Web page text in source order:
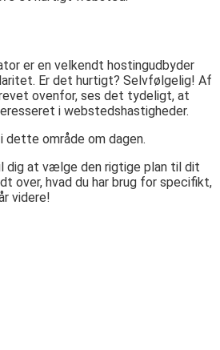
er en velkendt hostingudbyder
Er det hurtigt? Selvfølgelig! Af
ovenfor, ses det tydeligt, at
i webstedshastigheder.
dette område om dagen.
dig at vælge den rigtige plan til dit
over, hvad du har brug for specifikt,
videre!